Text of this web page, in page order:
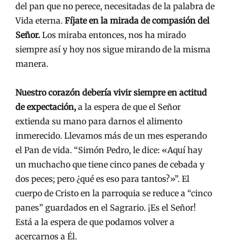
del pan que no perece, necesitadas de la palabra de
Vida eterna. Fíjate en la mirada de compasión del
Señor. Los miraba entonces, nos ha mirado
siempre así y hoy nos sigue mirando de la misma
manera.
Nuestro corazón debería vivir siempre en actitud
de expectación, a la espera de que el Señor
extienda su mano para darnos el alimento
inmerecido. Llevamos más de un mes esperando
el Pan de vida. “Simón Pedro, le dice: «Aquí hay
un muchacho que tiene cinco panes de cebada y
dos peces; pero ¿qué es eso para tantos?»”. El
cuerpo de Cristo en la parroquia se reduce a “cinco
panes” guardados en el Sagrario. ¡Es el Señor!
Está a la espera de que podamos volver a
acercarnos a Él.